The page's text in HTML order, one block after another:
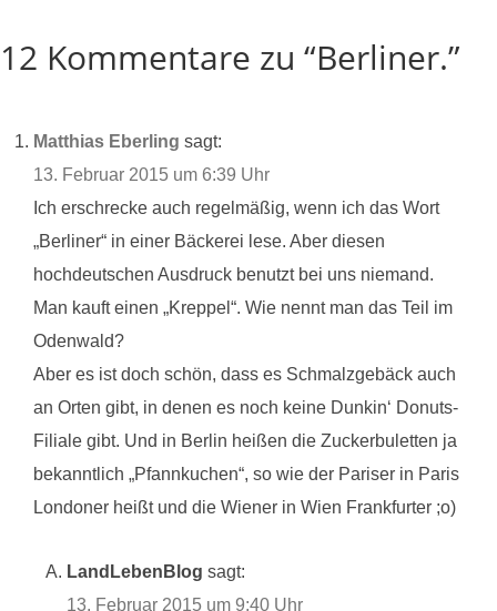
12 Kommentare zu “Berliner.”
Matthias Eberling sagt:
13. Februar 2015 um 6:39 Uhr
Ich erschrecke auch regelmäßig, wenn ich das Wort
„Berliner“ in einer Bäckerei lese. Aber diesen
hochdeutschen Ausdruck benutzt bei uns niemand.
Man kauft einen „Kreppel“. Wie nennt man das Teil im
Odenwald?
Aber es ist doch schön, dass es Schmalzgebäck auch
an Orten gibt, in denen es noch keine Dunkin‘ Donuts-
Filiale gibt. Und in Berlin heißen die Zuckerbuletten ja
bekanntlich „Pfannkuchen“, so wie der Pariser in Paris
Londoner heißt und die Wiener in Wien Frankfurter ;o)
LandLebenBlog sagt:
13. Februar 2015 um 9:40 Uhr